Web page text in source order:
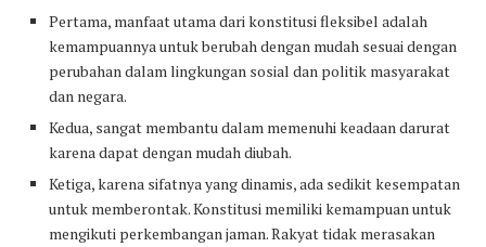
Pertama, manfaat utama dari konstitusi fleksibel adalah
kemampuannya untuk berubah dengan mudah sesuai dengan
perubahan dalam lingkungan sosial dan politik masyarakat
dan negara.
Kedua, sangat membantu dalam memenuhi keadaan darurat
karena dapat dengan mudah diubah.
Ketiga, karena sifatnya yang dinamis, ada sedikit kesempatan
untuk memberontak. Konstitusi memiliki kemampuan untuk
mengikuti perkembangan jaman. Rakyat tidak merasakan